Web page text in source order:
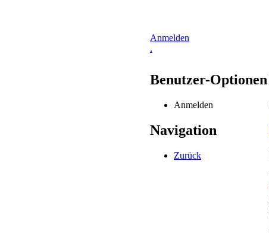
Anmelden
.
Benutzer-Optionen
Anmelden
Navigation
Zurück